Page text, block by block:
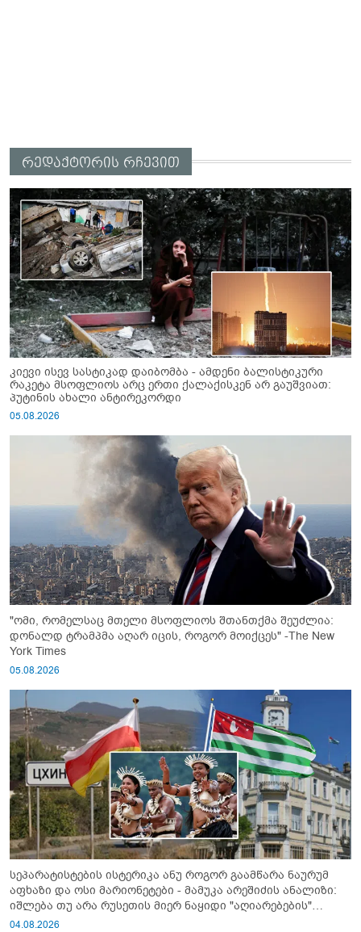
რედაქტორის რჩევით
კიევი ისევ სასტიკად დაიბომბა - ამდენი ბალისტიკური
რაკეტა მსოფლიოს არც ერთი ქალაქისკენ არ გაუშვიათ:
პუტინის ახალი ანტირეკორდი
05.08.2026
"ომი, რომელსაც მთელი მსოფლიოს შთანთქმა შეუძლია:
დონალდ ტრამპმა აღარ იცის, როგორ მოიქცეს" -The New
York Times
05.08.2026
სეპარატისტების ისტერიკა ანუ როგორ გაამწარა ნაურუმ
აფხაზი და ოსი მარიონეტები - მამუკა არეშიძის ანალიზი:
იშლება თუ არა რუსეთის მიერ ნაყიდი "აღიარებების"
სისტემა?!
04.08.2026